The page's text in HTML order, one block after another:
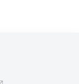
greift nun die
von der SpVgg
in